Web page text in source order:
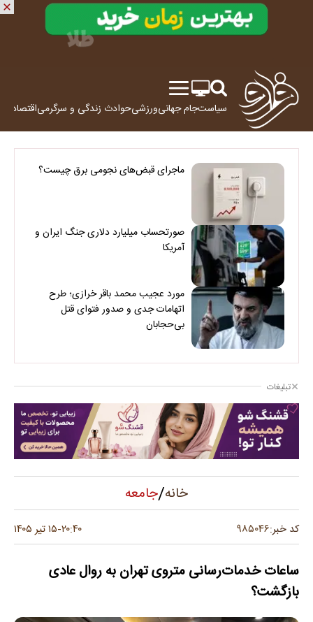
سیاستجام جهانیورزشیحوادث زندگی و سرگرمیاقتصاد
ماجرای قبض‌های نجومی برق چیست؟
صورتحساب میلیارد دلاری جنگ ایران و
آمریکا
مورد عجیب محمد باقر خرازی؛ طرح
اتهامات جدی و صدور فتوای قتل
بی‌حجابان
تبلیغات
خانه/جامعه
کد خبر:۹۸۵۰۴۶ ۲۰:۴۰-۱۵ تیر ۱۴۰۵
ساعات خدمات‌رسانی متروی تهران به روال عادی
بازگشت؟